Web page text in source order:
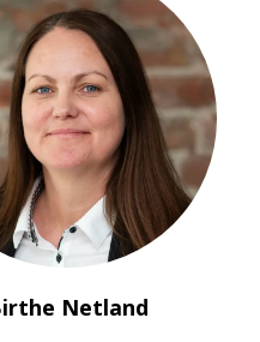
Netland